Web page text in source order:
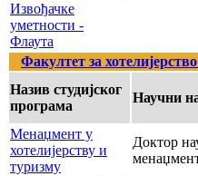
Извођачке
уметности -
Флаута
Факултет за
Назив студијског
програма
Научни
Менаџмент у
хотелијерству и
туризму
Доктор